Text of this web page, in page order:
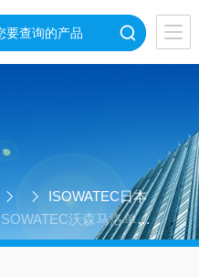
ISOWATEC日本
沃森马洛单体